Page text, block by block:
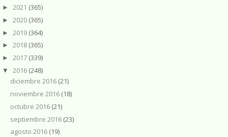
► 2021 (365)
► 2020 (365)
► 2019 (364)
► 2018 (365)
► 2017 (339)
▼ 2016 (248)
diciembre 2016 (21)
noviembre 2016 (18)
octubre 2016 (21)
septiembre 2016 (23)
agosto 2016 (19)